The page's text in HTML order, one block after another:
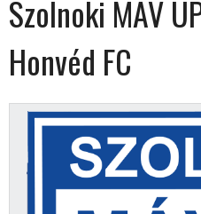
Szolnoki MÁV
Honvéd FC